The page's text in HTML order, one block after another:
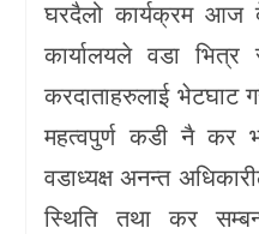
घरदैलो कार्यक्रम आज
कार्यालयले वडा भित्र
करदाताहरुलाई भेटघाट
महत्वपुर्ण कडी नै कर
वडाध्यक्ष अनन्त
स्थिति तथा कर